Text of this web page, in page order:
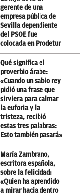
gerente de una
empresa pública de
Sevilla dependiente
del PSOE fue
colocada en Prodetur
Qué significa el
proverbio árabe:
«Cuando un sabio rey
pidió una frase que
sirviera para calmar
la euforia y la
tristeza, recibió
estas tres palabras:
Esto también pasará»
María Zambrano,
escritora española,
sobre la felicidad:
«Quien ha aprendido
a mirar hacia dentro